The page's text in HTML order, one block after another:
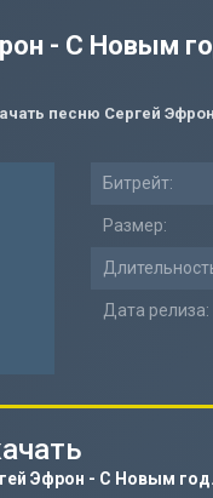
- С Новым
песню Сергей
Битрейт:
Размер:
Дата релиза: